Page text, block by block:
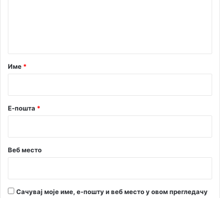
р
Име *
Е-пошта *
Веб место
Сачувај моје име, е-пошту и веб место у овом прегледачу